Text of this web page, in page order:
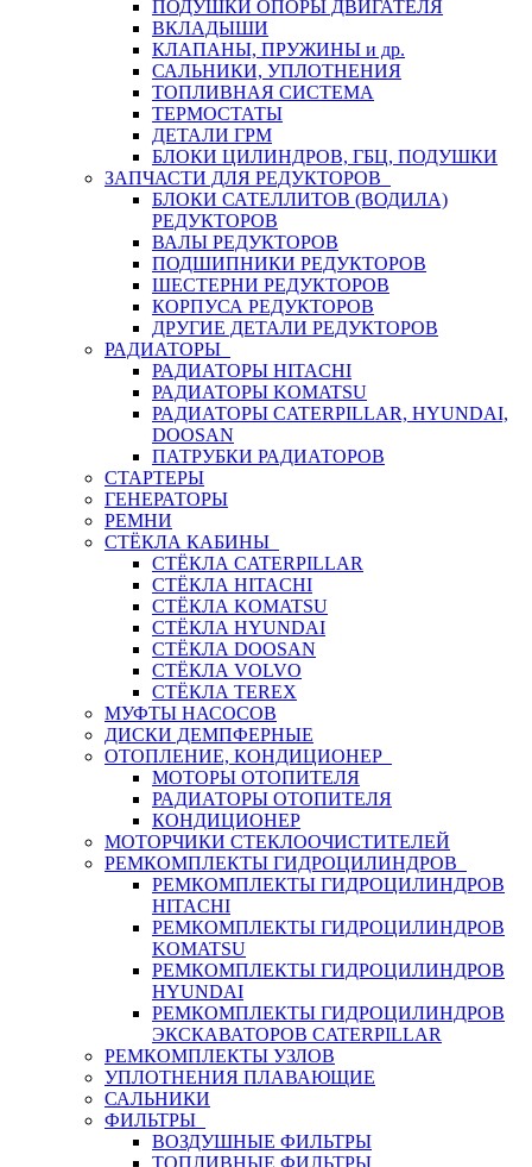
ПОДУШКИ ОПОРЫ ДВИГАТЕЛЯ
ВКЛАДЫШИ
КЛАПАНЫ, ПРУЖИНЫ и др.
САЛЬНИКИ, УПЛОТНЕНИЯ
ТОПЛИВНАЯ СИСТЕМА
ТЕРМОСТАТЫ
ДЕТАЛИ ГРМ
БЛОКИ ЦИЛИНДРОВ, ГБЦ, ПОДУШКИ
ЗАПЧАСТИ ДЛЯ РЕДУКТОРОВ
БЛОКИ САТЕЛЛИТОВ (ВОДИЛА)
РЕДУКТОРОВ
ВАЛЫ РЕДУКТОРОВ
ПОДШИПНИКИ РЕДУКТОРОВ
ШЕСТЕРНИ РЕДУКТОРОВ
КОРПУСА РЕДУКТОРОВ
ДРУГИЕ ДЕТАЛИ РЕДУКТОРОВ
РАДИАТОРЫ
РАДИАТОРЫ HITACHI
РАДИАТОРЫ KOMATSU
РАДИАТОРЫ CATERPILLAR, HYUNDAI,
DOOSAN
ПАТРУБКИ РАДИАТОРОВ
СТАРТЕРЫ
ГЕНЕРАТОРЫ
РЕМНИ
СТЁКЛА КАБИНЫ
СТЁКЛА CATERPILLAR
СТЁКЛА HITACHI
СТЁКЛА KOMATSU
СТЁКЛА HYUNDAI
СТЁКЛА DOOSAN
СТЁКЛА VOLVO
СТЁКЛА TEREX
МУФТЫ НАСОСОВ
ДИСКИ ДЕМПФЕРНЫЕ
ОТОПЛЕНИЕ, КОНДИЦИОНЕР
МОТОРЫ ОТОПИТЕЛЯ
РАДИАТОРЫ ОТОПИТЕЛЯ
КОНДИЦИОНЕР
МОТОРЧИКИ СТЕКЛООЧИСТИТЕЛЕЙ
РЕМКОМПЛЕКТЫ ГИДРОЦИЛИНДРОВ
РЕМКОМПЛЕКТЫ ГИДРОЦИЛИНДРОВ
HITACHI
РЕМКОМПЛЕКТЫ ГИДРОЦИЛИНДРОВ
KOMATSU
РЕМКОМПЛЕКТЫ ГИДРОЦИЛИНДРОВ
HYUNDAI
РЕМКОМПЛЕКТЫ ГИДРОЦИЛИНДРОВ
ЭКСКАВАТОРОВ CATERPILLAR
РЕМКОМПЛЕКТЫ УЗЛОВ
УПЛОТНЕНИЯ ПЛАВАЮЩИЕ
САЛЬНИКИ
ФИЛЬТРЫ
ВОЗДУШНЫЕ ФИЛЬТРЫ
ТОПЛИВНЫЕ ФИЛЬТРЫ